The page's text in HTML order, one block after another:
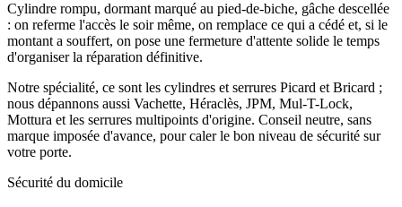
Cylindre rompu, dormant marqué au pied-de-biche, gâche descellée
: on referme l'accès le soir même, on remplace ce qui a cédé et, si le
montant a souffert, on pose une fermeture d'attente solide le temps
d'organiser la réparation définitive.
Notre spécialité, ce sont les cylindres et serrures Picard et Bricard ;
nous dépannons aussi Vachette, Héraclès, JPM, Mul-T-Lock,
Mottura et les serrures multipoints d'origine. Conseil neutre, sans
marque imposée d'avance, pour caler le bon niveau de sécurité sur
votre porte.
Sécurité du domicile